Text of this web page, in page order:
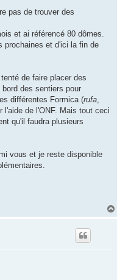
pas de trouver des
et ai référencé 80 dômes.
prochaines et d'ici la fin de
de faire placer des
des sentiers pour
différentes Formica (rufa,
l'aide de l'ONF. Mais tout ceci
qu'il faudra plusieurs
vous et je reste disponible